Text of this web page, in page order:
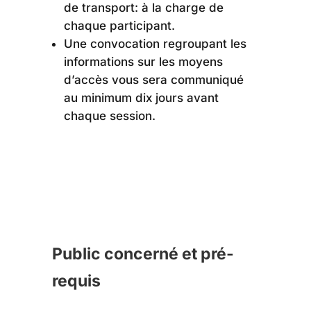
de transport: à la charge de
chaque participant.
Une convocation regroupant les
informations sur les moyens
d’accès vous sera communiqué
au minimum dix jours avant
chaque session.
Public concerné et pré-
requis